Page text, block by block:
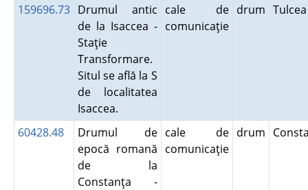
159696.73 Drumul antic
de la Isaccea -
Staţie
Transformare.
Situl se află la S
de localitatea
Isaccea.
cale de
comunicaţie
drum
60428.48
Drumul de
epocă romană
de la
Constanţa -
cale de
comunicaţie
drum